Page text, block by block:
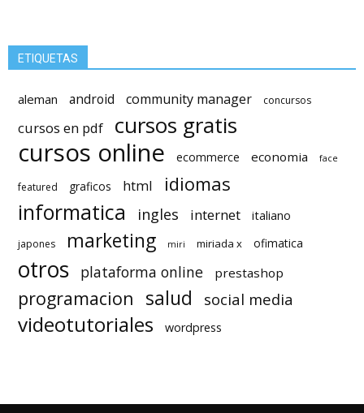
ETIQUETAS
aleman android community manager concursos
cursos en pdf cursos gratis
cursos online ecommerce economia face
featured graficos html idiomas
informatica ingles internet italiano
japones marketing miri miriada x ofimatica
otros plataforma online prestashop
programacion salud social media
videotutoriales wordpress